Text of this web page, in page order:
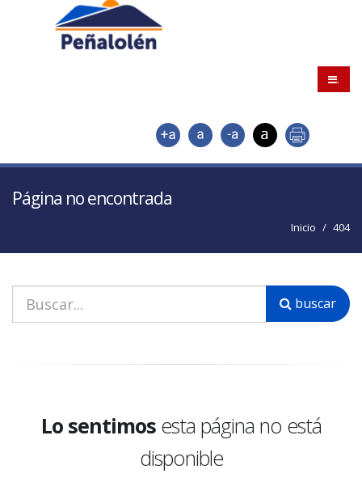
.
Página no encontrada
Inicio 404
buscar
Lo sentimos esta página no está
disponible